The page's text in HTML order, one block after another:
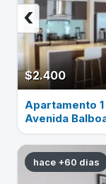
$2.400
‹
Apartamento 1
Avenida
hace +60 dias